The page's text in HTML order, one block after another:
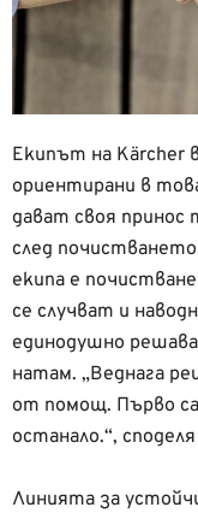
Екипът на Kärcher
ориентирани в
дават своя принос
след
екипа е
се случват и
единодушно
натам. „Веднага
от помощ. Първо са
останало.“,
Линията за